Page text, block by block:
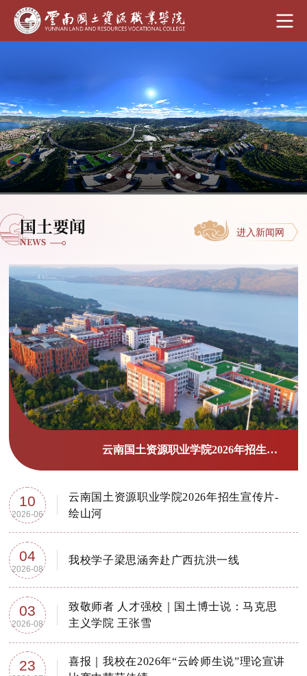
国土要闻
NEWS
进入新闻网
青春奋进“十五五” 榜样引领新征程 | 我校2026年五四表彰大会圆满举行
10
2026-06
云南国土资源职业学院2026年招生宣传片-
绘山河
04
2026-08
我校学子梁思涵奔赴广西抗洪一线
03
2026-08
致敬师者 人才强校｜国土博士说：马克思
主义学院 王张雪
23
喜报｜我校在2026年“云岭师生说”理论宣讲